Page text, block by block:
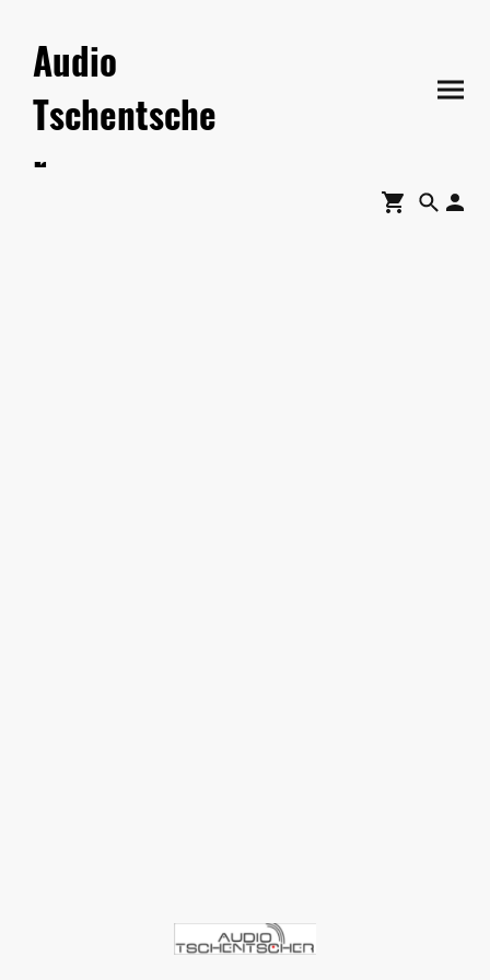
Audio
Tschentsche
r